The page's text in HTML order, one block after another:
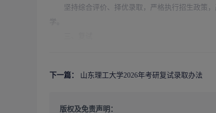
坚持综合评价、择优录取，严格执行招生政策，
学。
(1)考生成绩达到2026年全国硕士研究生招生考试
5分，总分不低于A区线下10分。同等条件下服役时
下一篇： 山东理工大学2026年考研复试录取办法
版权及免责声明：